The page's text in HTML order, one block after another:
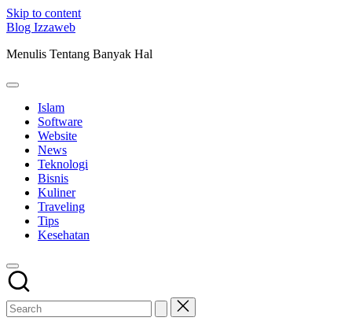
Skip to content
Blog Izzaweb
Menulis Tentang Banyak Hal
Islam
Software
Website
News
Teknologi
Bisnis
Kuliner
Traveling
Tips
Kesehatan